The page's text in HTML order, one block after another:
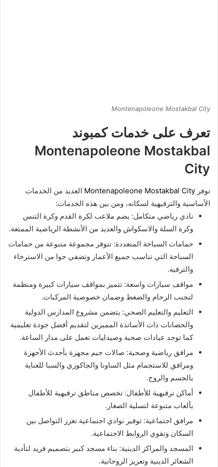
Montenapoleone Mostakbal City
تعرف على خدمات كمبوند
Montenapoleone Mostakbal
City
توفر Montenapoleone Mostakbal City العديد من الخدمات
الأساسية والترفيهية لسكانه، ومن بين هذه الخدمات:
نادي رياضي متكامل: يضم ملاعب لكرة القدم وكرة التنس
وكرة السلة والاسكواش والعديد من الأنشطة الرياضية الممتعة.
حمامات السباحة المتعددة: تتوفر مجموعة متنوعة من حمامات
السباحة التي تناسب جميع الأعمار وتضفي جوا من الاسترخاء
والترفيه.
مواقف سيارات واسعة: تتميز بمواقف سيارات كبيرة ومنظمة
لتجنب الزحام والضغط وضمان خصوصية المركبات.
التعليم والتعليم الصحي: يتضمن مشروع المدارس الدولية
والحضانات ذات الأساتذة المميزين لتقديم أفضل جودة تعليمية
كما توجد عيادات صحية وصيدليات تعمل على مدار الساعة.
مرافق رياضية وصحية: صالات جيم مجهزة بأحدث الأجهزة
ومرافق للاستجمام مثل الساونا والجاكوزي والسبا للعناية
بالجسم والروح.
أماكن ترفيهية للأطفال: تخصص مناطق ترفيهية للأطفال
بألعاب متنوعة لتسلية الصغار.
مرافق اجتماعية: توفير نوادي اجتماعية تعزز التواصل بين
السكان وتقوي الروابط الاجتماعية.
المسجد والمراكز الدينية: بناء مسجد كبير بتصميم فريد لتأدية
الشعائر الدينية وتعزيز الروحانية.